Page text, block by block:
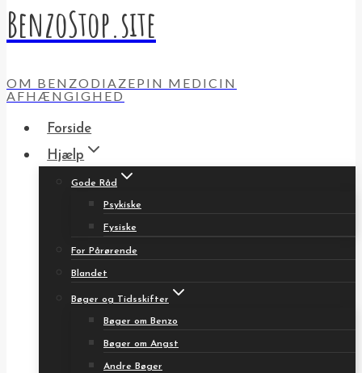
BenzoStop.site
OM BENZODIAZEPIN MEDICIN
AFHÆNGIGHED
Forside
Hjælp
Gode Råd
Psykiske
Fysiske
For Pårørende
Blandet
Bøger og Tidsskifter
Bøger om Benzo
Bøger om Angst
Andre Bøger